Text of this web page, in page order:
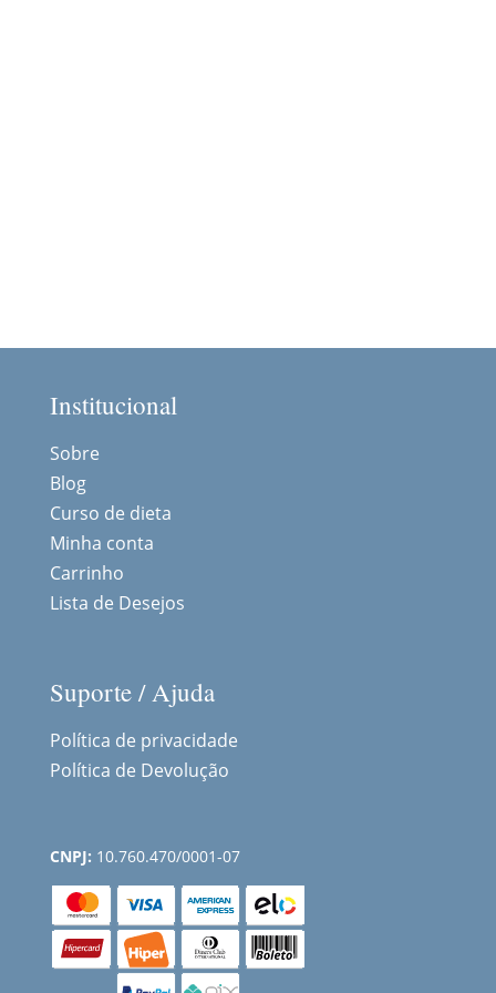
Institucional
Sobre
Blog
Curso de dieta
Minha conta
Carrinho
Lista de Desejos
Suporte / Ajuda
Política de privacidade
Política de Devolução
CNPJ: 10.760.470/0001-07